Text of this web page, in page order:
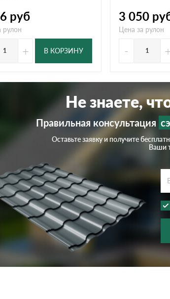
руб
рулон
+ В КОРЗИНУ
3 050
Цена за рулон
-
Не знаете,
Правильная консультация
Оставьте заявку и получите
Ваши